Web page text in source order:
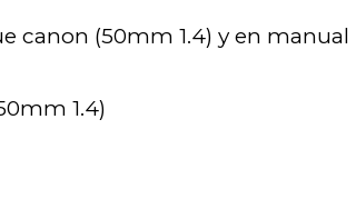
canon (50mm 1.4) y en
1.4)